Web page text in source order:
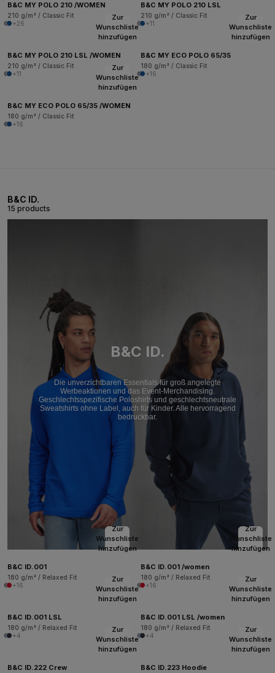
B&C MY POLO 210 /WOMEN
210 g/m² / Classic Fit
+26
B&C MY POLO 210 LSL
210 g/m² / Classic Fit
+11
Zur
Wunschliste
hinzufügen
B&C MY POLO 210 LSL /WOMEN
210 g/m² / Classic Fit
+11
Zur
Wunschliste
hinzufügen
B&C MY ECO POLO 65/35
180 g/m² / Classic Fit
+16
Zur
Wunschliste
hinzufügen
B&C MY ECO POLO 65/35 /WOMEN
180 g/m² / Classic Fit
+16
B&C ID.
15 products
B&C ID.
Die unverzichtbaren Essentials für groß angelegte
Werbeaktionen und das Event-Merchandising.
Geschlechtsspezifische Poloshirts und geschlechtsneutrale
Sweatshirts ohne Label, auch für Kinder. Alle hervorragend
bedruckbar.
Zur
Wunschliste
hinzufügen
B&C ID.001
180 g/m² / Relaxed Fit
+16
Zur
Wunschliste
hinzufügen
B&C ID.001 /women
180 g/m² / Relaxed Fit
+16
Zur
Wunschliste
hinzufügen
B&C ID.001 LSL
180 g/m² / Relaxed Fit
+4
Zur
Wunschliste
hinzufügen
B&C ID.001 LSL /women
180 g/m² / Relaxed Fit
+4
Zur
Wunschliste
hinzufügen
B&C ID.222 Crew
Zur
Wunschliste
hinzufügen
B&C ID.223 Hoodie